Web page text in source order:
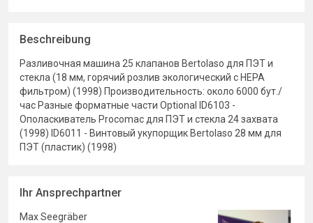
Beschreibung
Разливочная машина 25 клапанов Bertolaso для ПЭТ и
стекла (18 мм, горячий розлив экологический с HEPA
фильтром) (1998) Производительность: около 6000 бут./
час Разные форматные части Optional ID6103 -
Ополаскиватель Procomac для ПЭТ и стекла 24 захвата
(1998) ID6011 - Винтовый укупорщик Bertolaso 28 мм для
ПЭТ (пластик) (1998)
Ihr Ansprechpartner
Max Seegräber